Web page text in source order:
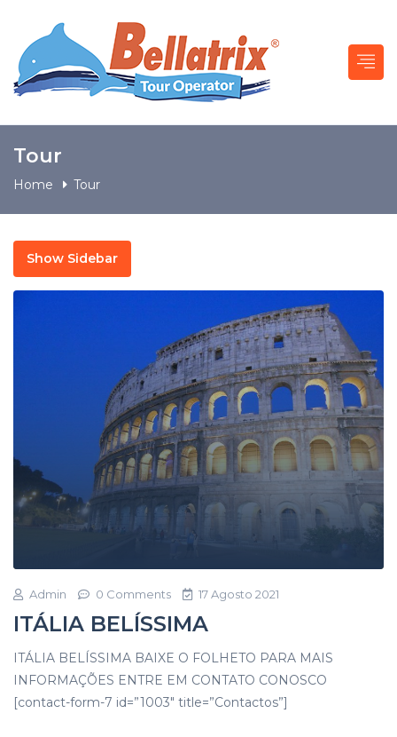
Tour
Home Tour
Show Sidebar
Admin 0 Comments 17 Agosto 2021
ITÁLIA BELÍSSIMA
ITÁLIA BELÍSSIMA BAIXE O FOLHETO PARA MAIS
INFORMAÇÕES ENTRE EM CONTATO CONOSCO
[contact-form-7 id=”1003″ title=”Contactos”]